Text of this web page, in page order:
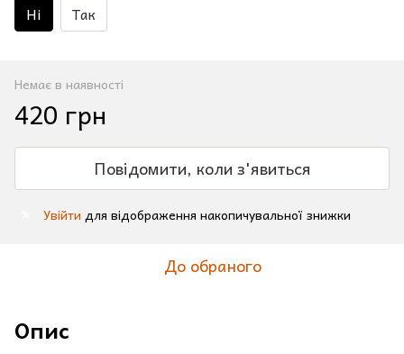
Ні Так
Немає в наявності
420 грн
Повідомити, коли з'явиться
Увійти для відображення накопичувальної знижки
До обраного
Опис